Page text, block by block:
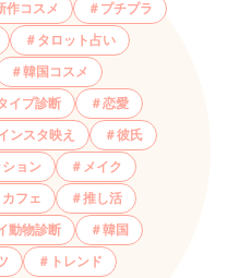
作コスメ プチプラ
タロット占い
韓国コスメ
イプ診断 恋愛
ンスタ映え 彼氏
ョン メイク
カフェ 推し活
動物診断 韓国
トレンド